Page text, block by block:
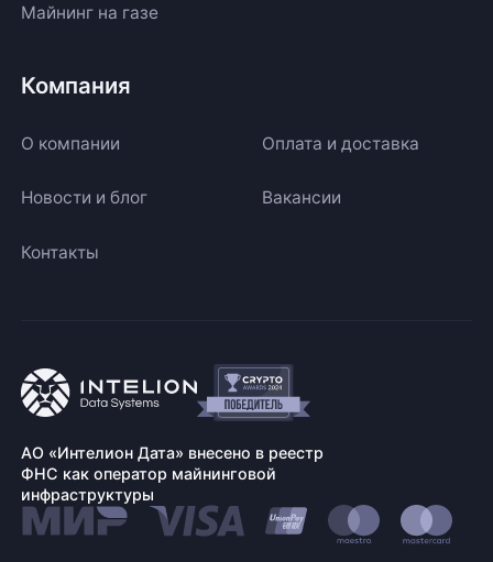
Майнинг на газе
Компания
О компании Оплата и доставка
Новости и блог Вакансии
Контакты
АО «Интелион Дата» внесено в реестр
ФНС как оператор майнинговой
инфраструктуры